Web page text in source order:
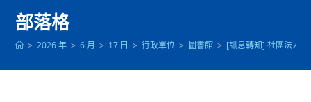
部落格
> 2026 年 > 6 月 > 17 日 > 行政單位 > 圖書館 > [訊息轉知] 社團法人